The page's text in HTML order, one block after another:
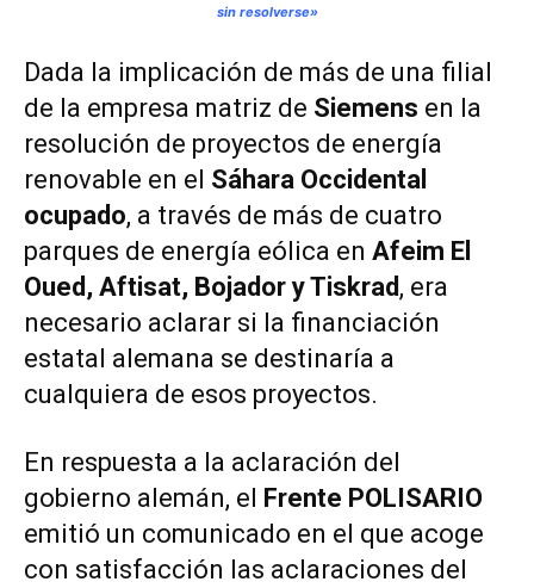
sin resolverse»
Dada la implicación de más de una filial
de la empresa matriz de Siemens en la
resolución de proyectos de energía
renovable en el Sáhara Occidental
ocupado, a través de más de cuatro
parques de energía eólica en Afeim El
Oued, Aftisat, Bojador y Tiskrad , era
necesario aclarar si la financiación
estatal alemana se destinaría a
cualquiera de esos proyectos.
En respuesta a la aclaración del
gobierno alemán, el Frente POLISARIO
emitió un comunicado en el que acoge
con satisfacción las aclaraciones del